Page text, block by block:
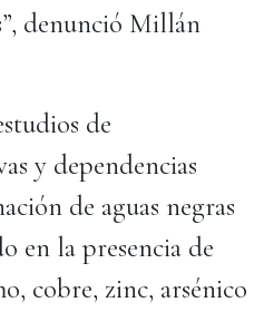
denunció Millán
de
y dependencias
de aguas negras
en la presencia de
cobre, zinc, arsénico